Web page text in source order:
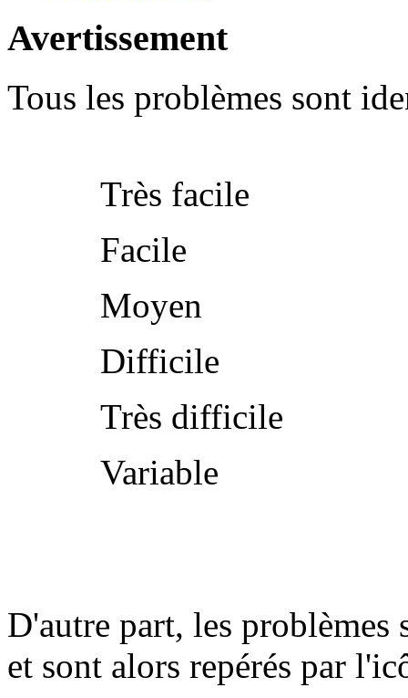
Avertissement
Tous les problèmes sont
Très facile
Facile
Moyen
Difficile
Très difficile
Variable
D'autre part, les problèmes
et sont alors repérés par